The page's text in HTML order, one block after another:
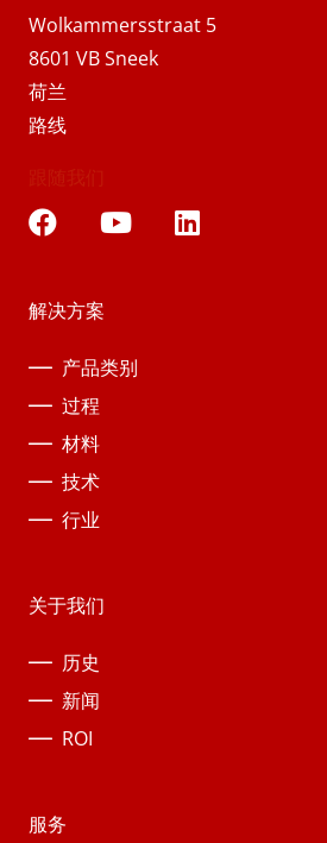
Wolkammersstraat 5
8601 VB Sneek
荷兰
路线
跟随我们
解决方案
产品类别
过程
材料
技术
行业
关于我们
历史
新闻
ROI
服务